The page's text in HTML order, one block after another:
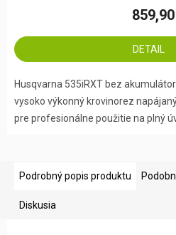
DETAIL
Husqvarna 535iRXT bez
vysoko výkonný krovinorez
pre profesionálne použitie na plný
Podrobný popis produktu
Diskusia